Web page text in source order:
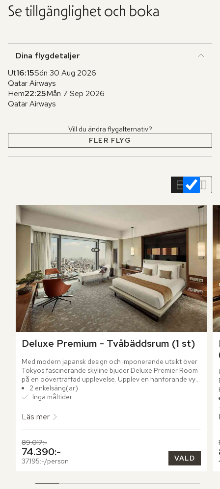
Se tillgänglighet och boka
Dina flygdetaljer
Ut16:15Sön 30 Aug 2026
Qatar Airways
Hem22:25Mån 7 Sep 2026
Qatar Airways
Vill du ändra flygalternativ?
FLER FLYG
Deluxe Premium - Tvåbäddsrum (1 st)
Med modern japansk design och imponerande utsikt över
Tokyos fascinerande skyline bjuder Deluxe Premier Room
på en oöverträffad upplevelse. Upplev en hänförande vy
över Tokyo Skytree från ditt rymliga rum, där rika
guldtoner och varma nyanser av orange framträder i
2 enkelsäng(ar)
Inga måltider
Läs mer
Tidigare pris,
89.017:-
Nuvarande pris,
74.390:-
37.195:-/person VALD